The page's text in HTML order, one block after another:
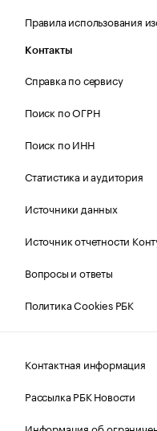
Правила использования
Контакты
Справка по сервису
Поиск по ОГРН
Поиск по ИНН
Статистика и аудитория
Источники данных
Источник отчетности
Вопросы и ответы
Политика Cookies РБК
Контактная информация
Рассылка РБК Новости